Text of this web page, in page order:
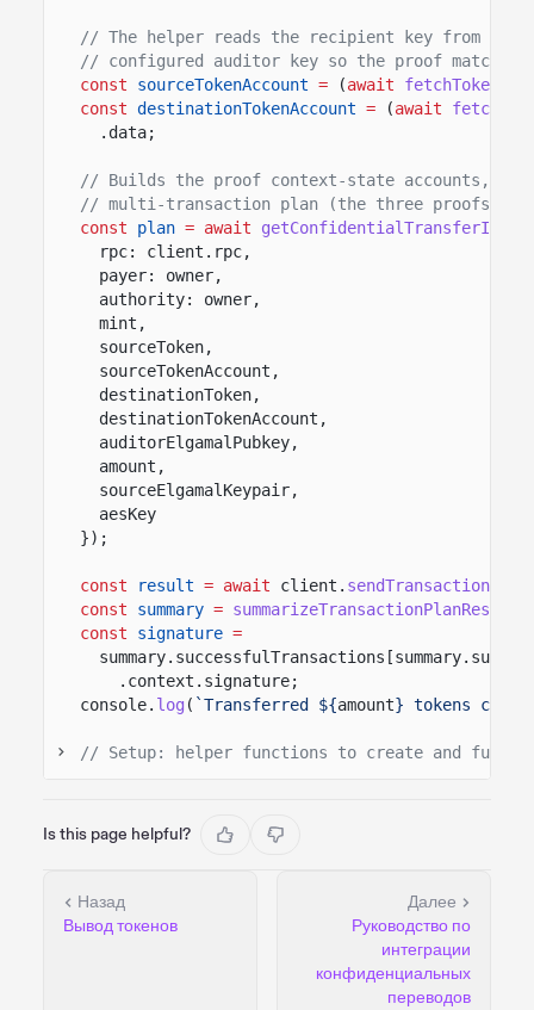
// The helper reads the recipient key from the
// configured auditor key so the proof
const
sourceTokenAccount = (await fetchToken
const destinationTokenAccount = (await
.data;
// Builds the proof context-state accounts,
// multi-transaction plan (the three proofs
const
plan = await
rpc: client.rpc,
payer: owner,
authority: owner,
mint,
sourceToken,
sourceTokenAccount,
destinationToken,
destinationTokenAccount,
auditorElgamalPubkey,
amount,
sourceElgamalKeypair,
aesKey
});
const result = await client. sendTransactions
const
summary = summarizeTransactionPlanResult
const
signature =
.context.signature;
console. log ( `Transferred ${amount} tokens
// Setup: helper functions to create and fund
Is this page helpful?
Назад
Вывод токенов
Далее
Руководство по
интеграции
конфиденциальных
переводов